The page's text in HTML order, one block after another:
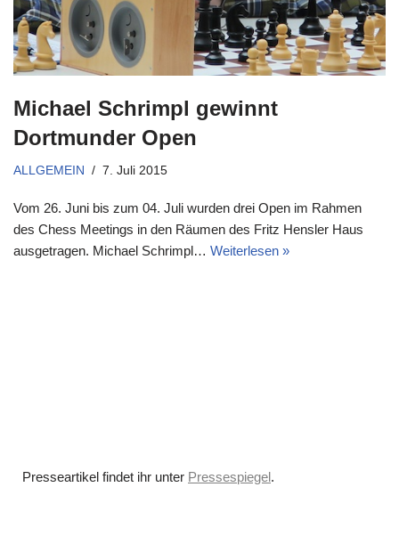
Michael Schrimpl gewinnt
Dortmunder Open
ALLGEMEIN 7. Juli 2015
Vom 26. Juni bis zum 04. Juli wurden drei Open im Rahmen
des Chess Meetings in den Räumen des Fritz Hensler Haus
ausgetragen. Michael Schrimpl… Weiterlesen »
Presseartikel findet ihr unter Pressespiegel.